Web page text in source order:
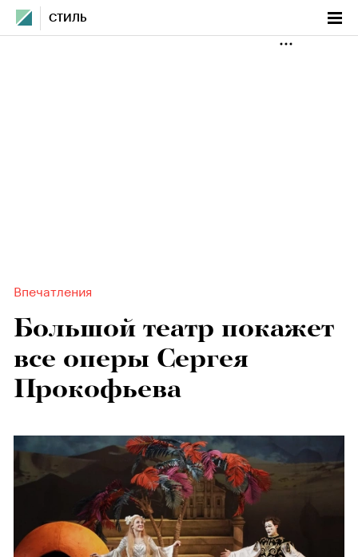
СТИЛЬ
Впечатления
Большой театр покажет
все оперы Сергея
Прокофьева